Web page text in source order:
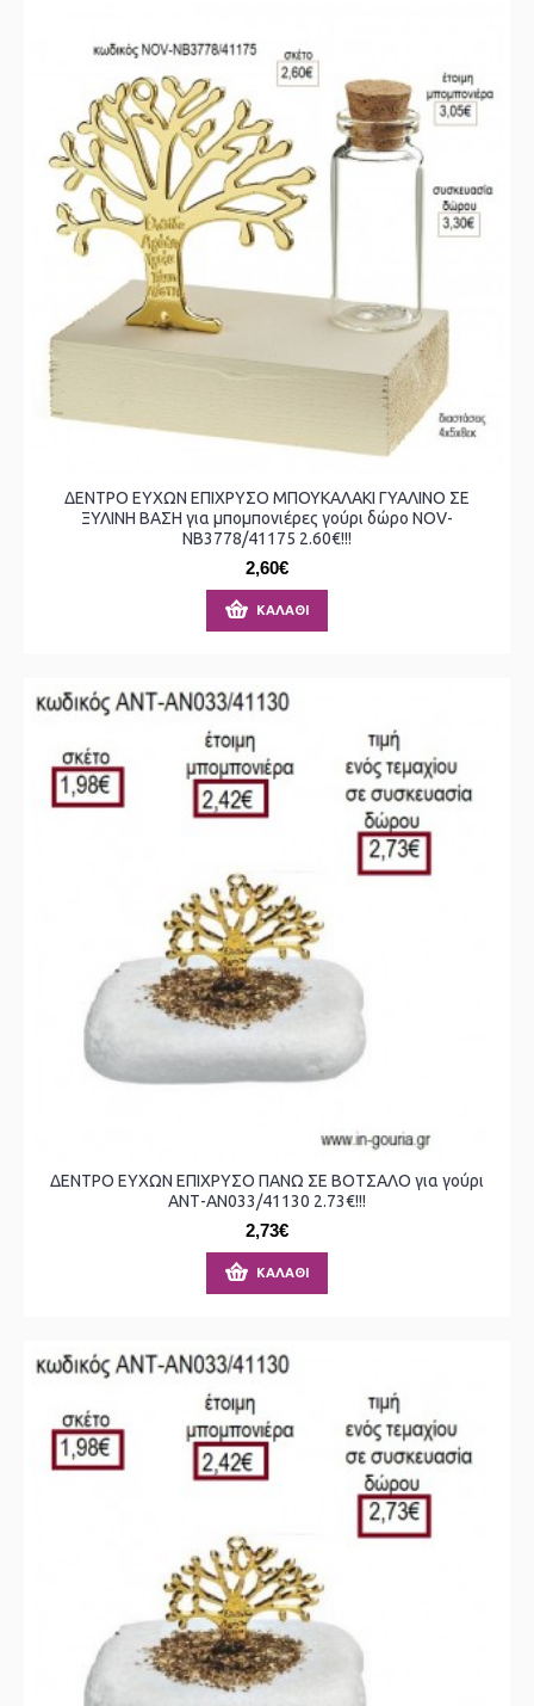
ΔΕΝΤΡΟ ΕΥΧΩΝ ΕΠΙΧΡΥΣΟ ΜΠΟΥΚΑΛΑΚΙ ΓΥΑΛΙΝΟ ΣΕ
ΞΥΛΙΝΗ ΒΑΣΗ για μπομπονιέρες γούρι δώρο NOV-
ΝΒ3778/41175 2.60€!!!
2,60€
ΚΑΛΆΘΙ
ΔΕΝΤΡΟ ΕΥΧΩΝ ΕΠΙΧΡΥΣΟ ΠΑΝΩ ΣΕ ΒΟΤΣΑΛΟ για γούρι
ΑΝΤ-ΑΝ033/41130 2.73€!!!
2,73€
ΚΑΛΆΘΙ